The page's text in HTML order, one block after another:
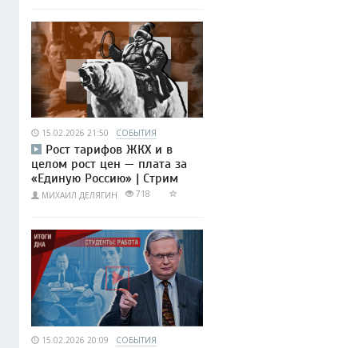
15.02.2026 21:50 СОБЫТИЯ
Рост тарифов ЖКХ и в
целом рост цен — плата за
«Единую Россию» | Стрим
МИХАИЛ ДЕЛЯГИН 718
15.02.2026 20:09 СОБЫТИЯ